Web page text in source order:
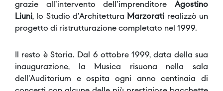
grazie all'intervento dell'imprenditore Agostino
Liuni, lo Studio d'Architettura Marzorati realizzò un
progetto di ristrutturazione completato nel 1999.
Il resto è Storia. Dal 6 ottobre 1999, data della sua
inaugurazione, la Musica risuona nella sala
dell'Auditorium e ospita ogni anno centinaia di